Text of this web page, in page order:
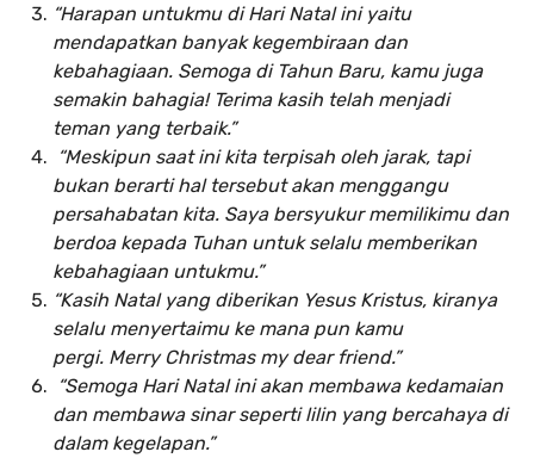
“Harapan untukmu di Hari Natal ini yaitu
mendapatkan banyak kegembiraan dan
kebahagiaan. Semoga di Tahun Baru, kamu juga
semakin bahagia! Terima kasih telah menjadi
teman yang terbaik.”
“Meskipun saat ini kita terpisah oleh jarak, tapi
bukan berarti hal tersebut akan menggangu
persahabatan kita. Saya bersyukur memilikimu dan
berdoa kepada Tuhan untuk selalu memberikan
kebahagiaan untukmu.”
“Kasih Natal yang diberikan Yesus Kristus, kiranya
selalu menyertaimu ke mana pun kamu
pergi. Merry Christmas my dear friend.”
“Semoga Hari Natal ini akan membawa kedamaian
dan membawa sinar seperti lilin yang bercahaya di
dalam kegelapan.”